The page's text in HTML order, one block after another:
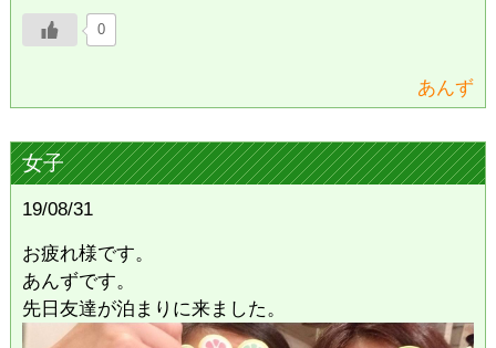
0
あんず
女子
19/08/31
お疲れ様です。
あんずです。
先日友達が泊まりに来ました。